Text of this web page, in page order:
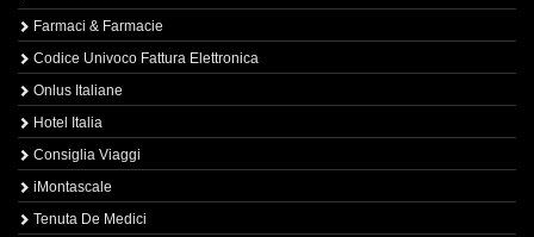
Farmaci & Farmacie
Codice Univoco Fattura Elettronica
Onlus Italiane
Hotel Italia
Consiglia Viaggi
iMontascale
Tenuta De Medici